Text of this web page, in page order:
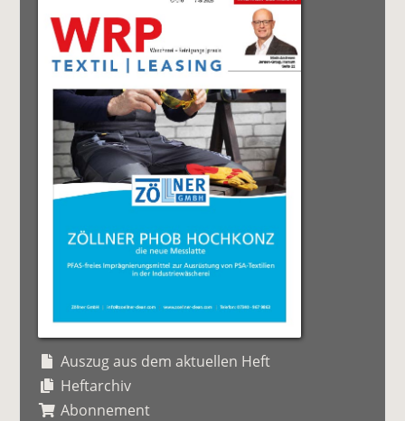
Auszug aus dem aktuellen Heft
Heftarchiv
Abonnement